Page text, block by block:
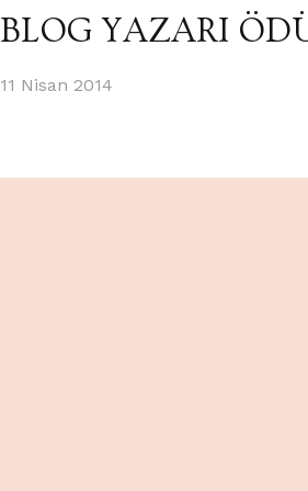
BLOG YAZARI
11 Nisan 2014